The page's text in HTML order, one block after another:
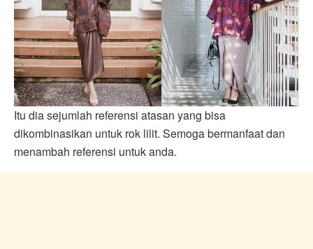
Itu dia sejumlah referensi atasan yang bisa
dikombinasikan untuk rok lilit. Semoga bermanfaat dan
menambah referensi untuk anda.